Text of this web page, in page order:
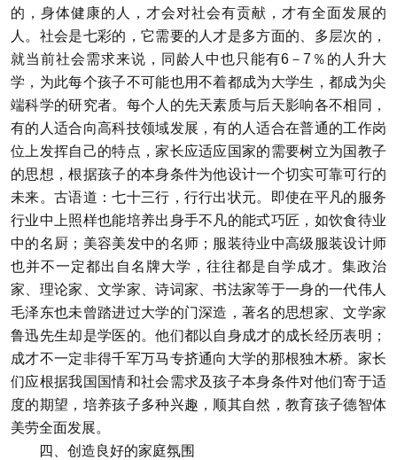
的，身体健康的人，才会对社会有贡献，才有全面发展的
人。社会是七彩的，它需要的人才是多方面的、多层次的，
就当前社会需求来说，同龄人中也只能有6－7％的人升大
学，为此每个孩子不可能也用不着都成为大学生，都成为尖
端科学的研究者。每个人的先天素质与后天影响各不相同，
有的人适合向高科技领域发展，有的人适合在普通的工作岗
位上发挥自己的特点，家长应适应国家的需要树立为国教子
的思想，根据孩子的本身条件为他设计一个切实可靠可行的
未来。古语道：七十三行，行行出状元。即使在平凡的服务
行业中上照样也能培养出身手不凡的能式巧匠，如饮食待业
中的名厨；美容美发中的名师；服装待业中高级服装设计师
也并不一定都出自名牌大学，往往都是自学成才。集政治
家、理论家、文学家、诗词家、书法家等于一身的一代伟人
毛泽东也未曾踏进过大学的门深造，著名的思想家、文学家
鲁迅先生却是学医的。他们都以自身成才的成长经历表明；
成才不一定非得千军万马专挤通向大学的那根独木桥。家长
们应根据我国国情和社会需求及孩子本身条件对他们寄于适
度的期望，培养孩子多种兴趣，顺其自然，教育孩子德智体
美劳全面发展。
四、创造良好的家庭氛围